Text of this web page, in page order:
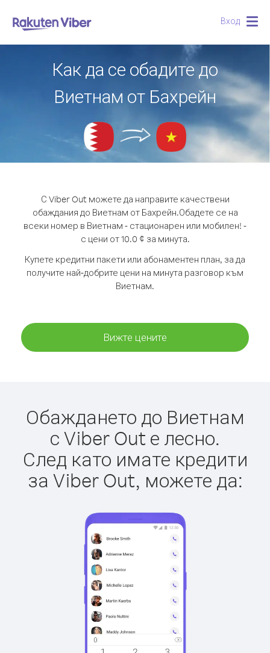
Вход
Как да се обадите до
Виетнам от Бахрейн
С Viber Out можете да направите качествени
обаждания до Виетнам от Бахрейн.Обадете се на
всеки номер в Виетнам - стационарен или мобилен! -
с цени от 10.0 ¢ за минута.
Купете кредитни пакети или абонаментен план, за да
получите най-добрите цени на минута разговор към
Виетнам.
Вижте цените
Обаждането до Виетнам
с Viber Out е лесно.
След като имате кредити
за Viber Out, можете да: